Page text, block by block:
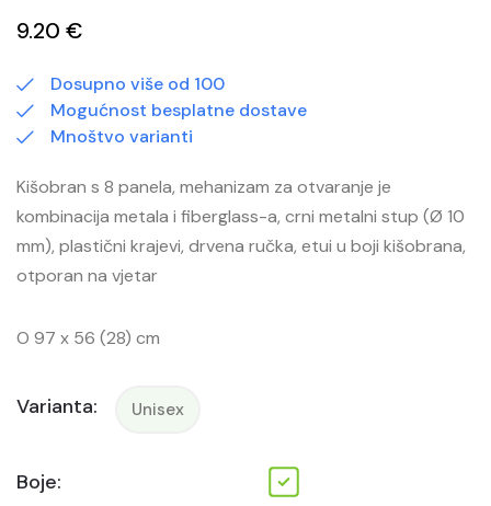
9.20 €
Dosupno više od 100
Mogućnost besplatne dostave
Mnoštvo varianti
Kišobran s 8 panela, mehanizam za otvaranje je
kombinacija metala i fiberglass-a, crni metalni stup (Ø 10
mm), plastični krajevi, drvena ručka, etui u boji kišobrana,
otporan na vjetar
O 97 x 56 (28) cm
Varianta: Unisex
Boje: